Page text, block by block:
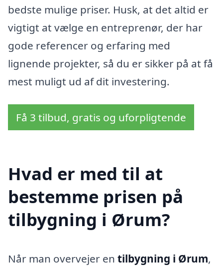
bedste mulige priser. Husk, at det altid er
vigtigt at vælge en entreprenør, der har
gode referencer og erfaring med
lignende projekter, så du er sikker på at få
mest muligt ud af dit investering.
Få 3 tilbud, gratis og uforpligtende
Hvad er med til at
bestemme prisen på
tilbygning i Ørum?
Når man overvejer en tilbygning i Ørum,